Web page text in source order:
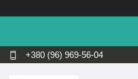
+380 (96) 969-56-04